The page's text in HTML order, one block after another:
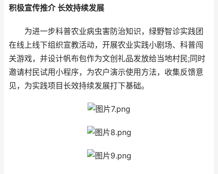
积极宣传推介 长效持续发展
为进一步科普农业病虫害防治知识，绿野智诊实践团
在线上线下组织宣教活动，开展农业实践小剧场、科普闯
关游戏，并设计帆布包作为文创礼品发放给当地村民;同时
邀请村民试用小程序，为农户演示使用方法，收集反馈意
见，为实践项目长效持续发展打下基础。